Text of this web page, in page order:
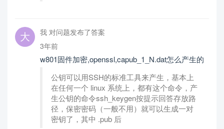
我 对问题发布了答案
3年前
w801固件加密,openssl,capub_1_N.dat怎么产生的
公钥可以用SSH的标准工具来产生，基本上
在任何一个 linux 系统上，都有这个命令，产
生公钥的命令ssh_keygen按提示回答存放路
径，保密密码（一般不用）就可以生成一对
密钥了，其中 .pub 后